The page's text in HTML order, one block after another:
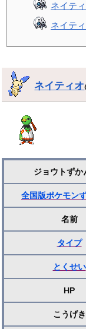
ネイテ
ネイテ
ネイティオ
ジョウトずか
全国版ポケモン
名前
タイプ
とくせい
HP
こうげき